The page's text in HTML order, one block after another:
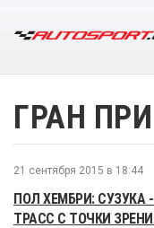
ГРАН
21 сентября 2015 в 18:44
ПОЛ ХЕМБРИ:
ТРАСС С ТОЧКИ